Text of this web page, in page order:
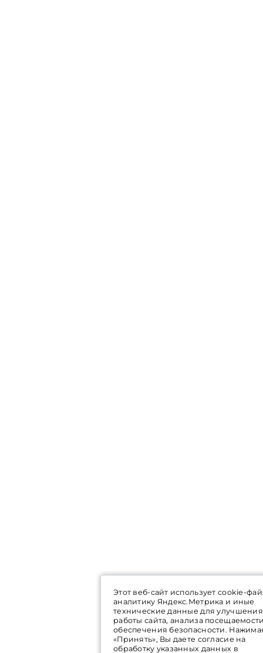
Этот веб-сайт использует cookie-
аналитику Яндекс.Метрика и иные
технические данные для улучшения
работы сайта, анализа
обеспечения безопасности.
«Принять», Вы даете согласие на
обработку указанных данных в